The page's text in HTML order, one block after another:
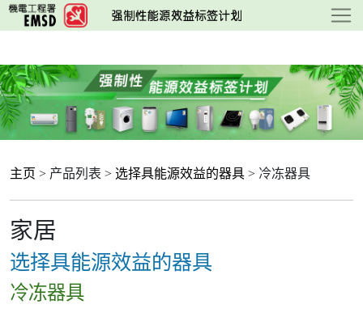
跳
至
要
内
容
主页 > 产品列表 > 选择具能源效益的器具 > 冷冻器具
家居
选择具能源效益的器具
冷冻器具